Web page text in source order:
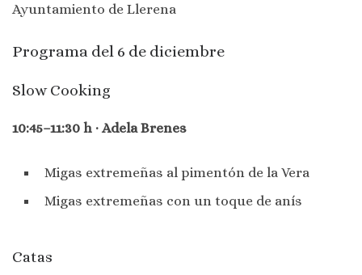
Ayuntamiento de Llerena
Programa del 6 de diciembre
Slow Cooking
10:45–11:30 h · Adela Brenes
Migas extremeñas al pimentón de la Vera
Migas extremeñas con un toque de anís
Catas